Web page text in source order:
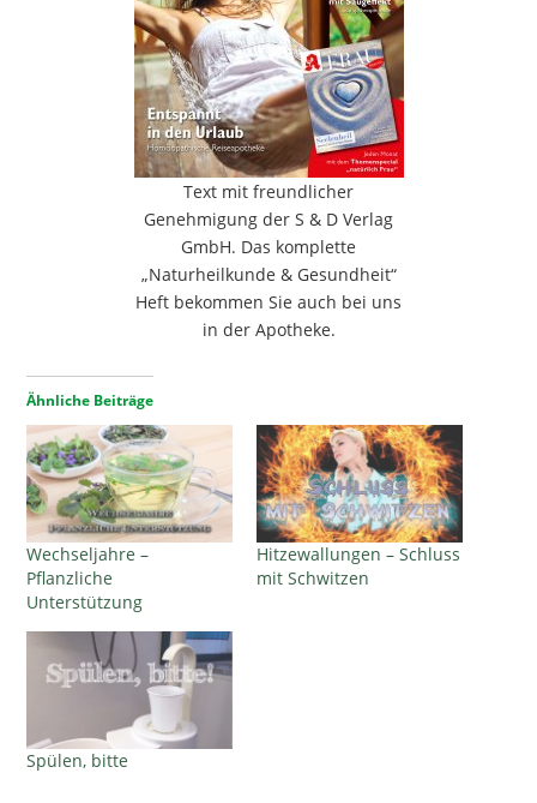
Text mit freundlicher
Genehmigung der S & D Verlag
GmbH. Das komplette
„Naturheilkunde & Gesundheit“
Heft bekommen Sie auch bei uns
in der Apotheke.
Ähnliche Beiträge
Wechseljahre –
Pflanzliche
Unterstützung
Hitzewallungen – Schluss
mit Schwitzen
Spülen, bitte